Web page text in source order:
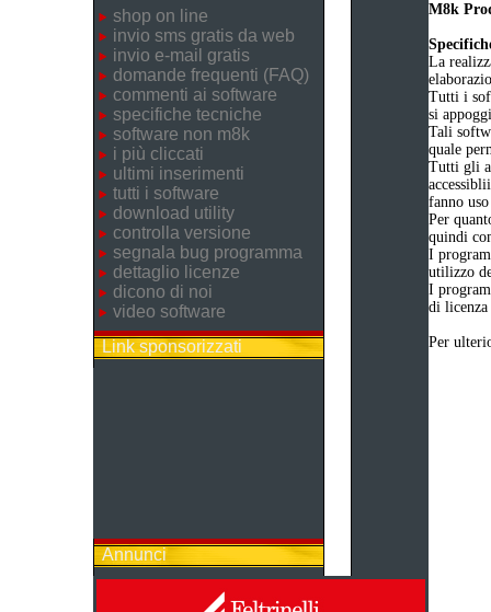
shop on line
invio sms gratis da web
invio e-mail gratis
domande frequenti (FAQ)
commenti ai software
specifiche tecniche
software non m8k
i più cliccati
ultimi inserimenti
tutti i software
download utility
controlla versione
segnala bug programma
dettaglio licenze
dicono di noi
video software
Link sponsorizzati
Annunci
M8k
La
Tutti i
si
Tali
quale
Tutti gli
fanno uso
Per
quindi
I
utilizzo
I
di licenza
Per